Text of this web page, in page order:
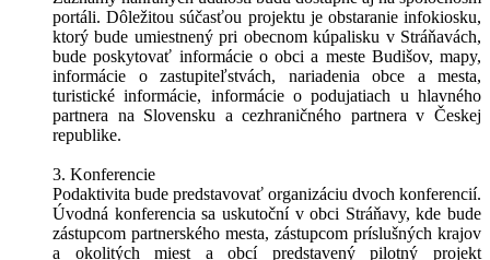
portáli. Dôležitou súčasťou projektu je obstaranie infokiosku,
ktorý bude umiestnený pri obecnom kúpalisku v Stráňavách,
bude poskytovať informácie o obci a meste Budišov, mapy,
informácie o zastupiteľstvách, nariadenia obce a mesta,
turistické informácie, informácie o podujatiach u hlavného
partnera na Slovensku a cezhraničného partnera v Českej
republike.
3. Konferencie
Podaktivita bude predstavovať organizáciu dvoch konferencií.
Úvodná konferencia sa uskutoční v obci Stráňavy, kde bude
zástupcom partnerského mesta, zástupcom príslušných krajov
a okolitých miest a obcí predstavený pilotný projekt